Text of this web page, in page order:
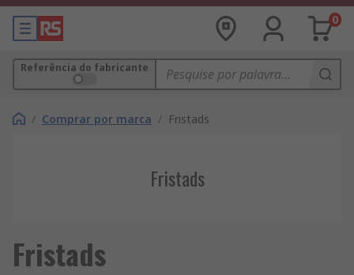
0
Referência do fabricante
/ Comprar por marca / Fristads
Fristads
Fristads